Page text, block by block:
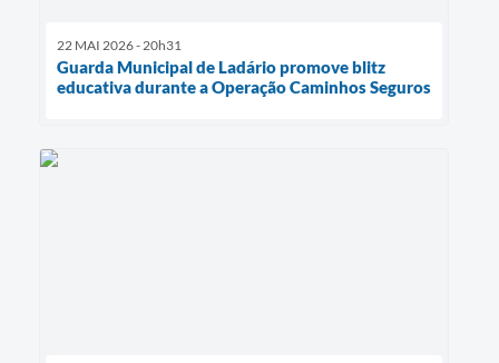
22 MAI 2026 - 20h31
Guarda Municipal de Ladário promove blitz
educativa durante a Operação Caminhos Seguros